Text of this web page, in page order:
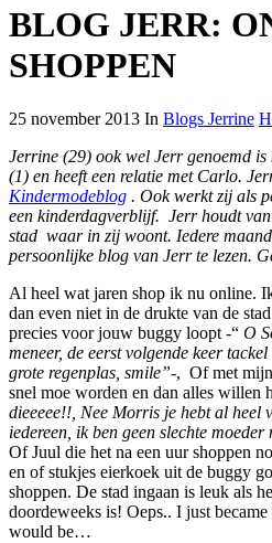
BLOG JERR:
SHOPPEN
25 november 2013 In Blogs Jerrine
Jerrine (29) ook wel Jerr genoemd
(1) en heeft een relatie met Carlo.
Kindermodeblog . Ook werkt zij als
een kinderdagverblijf. Jerr houdt
stad waar in zij woont. Iedere
persoonlijke blog van Jerr te lezen.
Al heel wat jaren shop ik nu online.
dan even niet in de drukte van de
precies voor jouw buggy loopt -“ O
meneer, de eerst volgende keer
grote regenplas, smile”-, Of met
snel moe worden en dan alles willen
dieeeee!!, Nee Morris je hebt al heel
iedereen, ik ben geen slechte
Of Juul die het na een uur shoppen
en of stukjes eierkoek uit de buggy
shoppen. De stad ingaan is leuk als
doordeweeks is! Oeps.. I just
would be…